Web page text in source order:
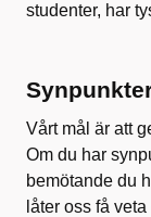
studenter, har
Vårt mål är att
Om du har
bemötande du
låter oss få veta